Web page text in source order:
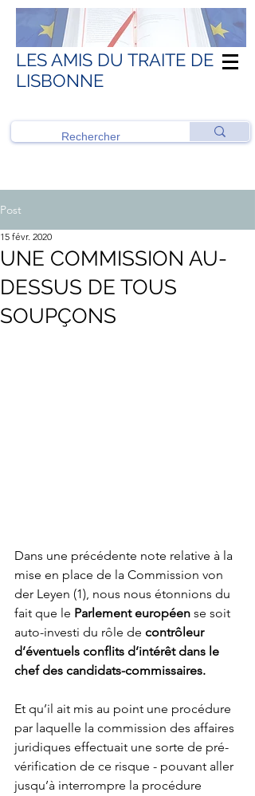
LES AMIS DU TRAITE DE
LISBONNE
Post
UNE COMMISSION AU-
DESSUS DE TOUS
SOUPÇONS
15 févr. 2020
Dans une précédente note relative à la
mise en place de la Commission von
der Leyen (1), nous nous étonnions du
fait que le Parlement européen se soit
auto-investi du rôle de contrôleur
d’éventuels conflits d’intérêt dans le
chef des candidats-commissaires.
Et qu’il ait mis au point une procédure
par laquelle la commission des affaires
juridiques effectuait une sorte de pré-
vérification de ce risque - pouvant aller
jusqu’à interrompre la procédure